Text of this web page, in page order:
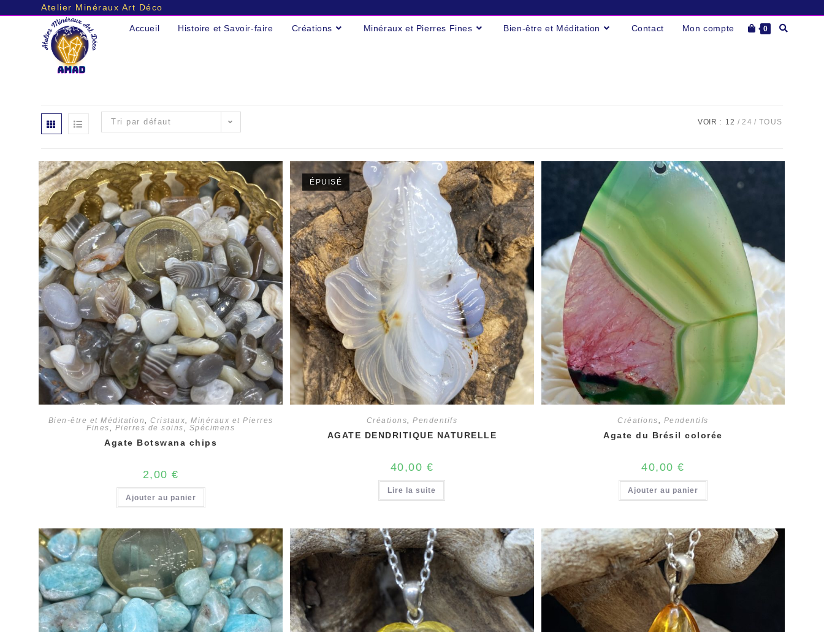
Atelier Minéraux Art Déco
Accueil Histoire et Savoir-faire Créations Minéraux et Pierres Fines Bien-être et Méditation Contact Mon compte 0 Toggle
Tri par défaut VOIR : 12 24 TOUS
Bien-être et Méditation,Cristaux,Minéraux et Pierres
Fines, Pierres de soins, Spécimens
Agate Botswana chips
2,00€
Ajouter au panier
ÉPUISÉ
Créations,Pendentifs
AGATE DENDRITIQUE NATURELLE
40,00 €
Lire la suite
Créations, Pendentifs
Agate du Brésil colorée
40,00€
Ajouter au panier